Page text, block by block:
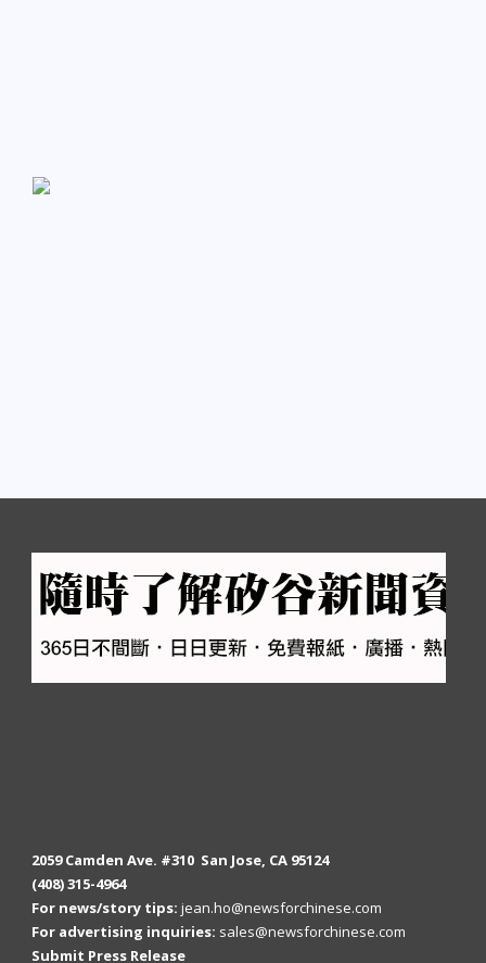
2059 Camden Ave. #310 San Jose, CA 95124
(408) 315-4964
For news/story tips: jean.ho@newsforchinese.com
For advertising inquiries: sales@newsforchinese.com
Submit Press Release